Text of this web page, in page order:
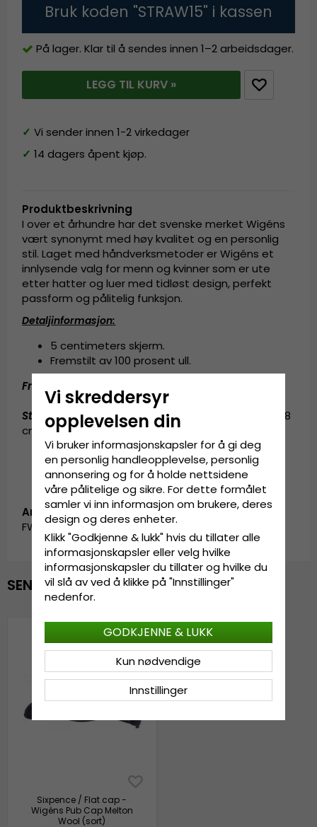
Bruk koden "STRAW15" i kassen
På lager. Klar til å sendes innen 1–2 arbeidsdager.
LEGG TIL KURV »
✓ Vi sender innen 1-2 virkedager
✓ 14 dagers åpent kjøp.
Produktbeskrivning
I over et århundre har det svenske merket Wigéns
vært synonymt med høy kvalitet og en personlig
stil. Laget med håndverksmetoder er Wigéns et
innlysende valg for menn og kvinner som er ute
etter hatter og luer med tidløst design, perfekt
passform og pålitelig funksjon.
Detaljinformasjon:
5 centimeters skjerm.
Fremstilt av 100 prosent ull.
Fremstilt av:
Størrelsesinformasjon:Small - 56 cm. Medium - 58
cm. Large - 60 cm. X-Large - 62 cm.
Artikkel-ID:
FW_100051.999-4
SENEST VISTE
Sixpence / Flat cap -
Wigéns Pub Cap Melton
Wool (sort)
Vi skreddersyr
opplevelsen din
Vi bruker informasjonskapsler for å gi deg
en personlig handleopplevelse, personlig
annonsering og for å holde nettsidene
våre pålitelige og sikre. For dette formålet
samler vi inn informasjon om brukere, deres
design og deres enheter.
Klikk "Godkjenne & lukk" hvis du tillater alle
informasjonskapsler eller velg hvilke
informasjonskapsler du tillater og hvilke du
vil slå av ved å klikke på "Innstillinger"
nedenfor.
Innstillinger
Kun nødvendige
GODKJENNE & LUKK